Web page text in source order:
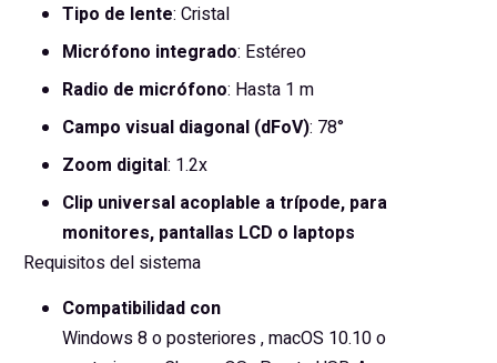
Tipo de lente: Cristal
Micrófono integrado: Estéreo
Radio de micrófono: Hasta 1 m
Campo visual diagonal (dFoV): 78°
Zoom digital: 1.2x
Clip universal acoplable a trípode, para
monitores, pantallas LCD o laptops
Requisitos del sistema
Compatibilidad con
Windows8o posteriores,macOS 10.10o